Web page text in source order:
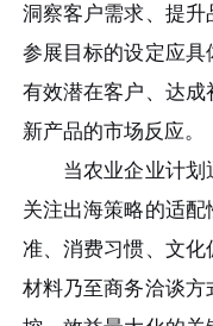
洞察客户需求、提升
参展目标的设定应
有效潜在客户、达
新产品的市场反应。
当农业企业计划
关注出海策略的适
准、消费习惯、文
材料乃至商务洽谈